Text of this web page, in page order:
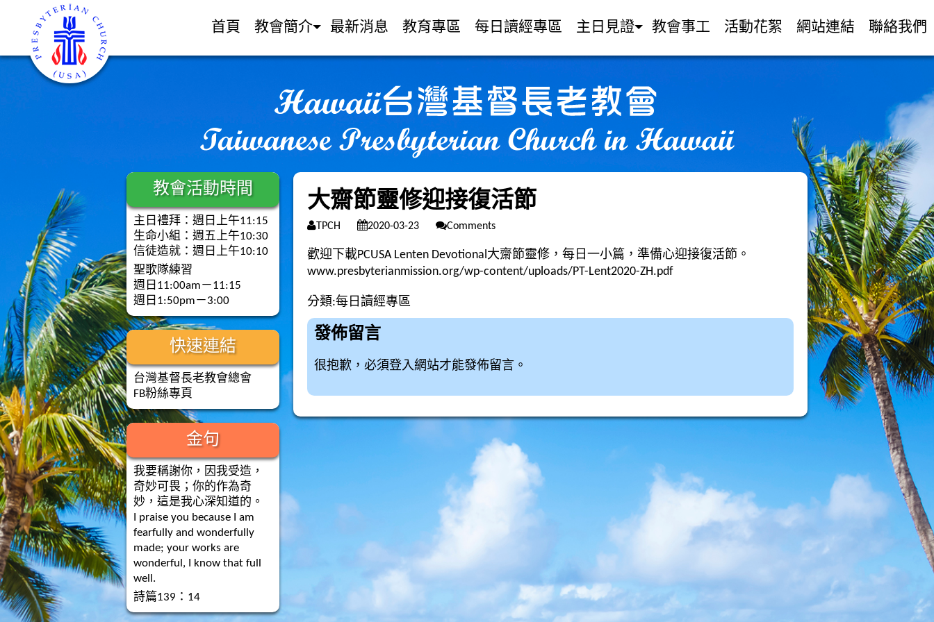
首頁 教會簡介 最新消息 教育專區 每日讀經專區 主日見證 教會事工 活動花絮 網站連結 聯絡我們
大齋節靈修迎接復活節
TPCH 2020-03-23 Comments
歡迎下載PCUSA Lenten Devotional大齋節靈修，每日一小篇，準備心迎接復活節。
www.presbyterianmission.org/wp-content/uploads/PT-Lent2020-ZH.pdf
分類:每日讀經專區
發佈留言
很抱歉，必須登入網站才能發佈留言。
教會活動時間
主日禮拜：週日上午11:15
生命小組：週五上午10:30
信徒造就：週日上午10:10
聖歌隊練習
週日11:00am－11:15
週日1:50pm－3:00
快速連結
台灣基督長老教會總會
FB粉絲專頁
金句
我要稱謝你，因我受造，
奇妙可畏；你的作為奇
妙，這是我心深知道的。
I praise you because I am
fearfully and wonderfully
made; your works are
wonderful, I know that full
well.
詩篇139：14